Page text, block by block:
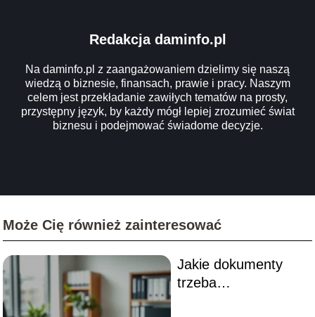
Redakcja daminfo.pl
Na daminfo.pl z zaangażowaniem dzielimy się naszą
wiedzą o biznesie, finansach, prawie i pracy. Naszym
celem jest przekładanie zawiłych tematów na prosty,
przystępny język, by każdy mógł lepiej zrozumieć świat
biznesu i podejmować świadome decyzje.
Może Cię również zainteresować
Jakie dokumenty
trzeba